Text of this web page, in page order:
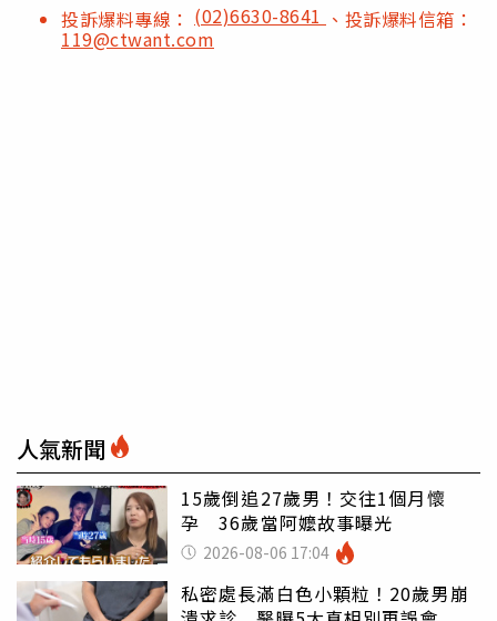
投訴爆料專線： (02)6630-8641 、投訴爆料信箱：
119@ctwant.com
人氣新聞
15歲倒追27歲男！交往1個月懷
孕 36歲當阿嬤故事曝光
2026-08-06 17:04
私密處長滿白色小顆粒！20歲男崩